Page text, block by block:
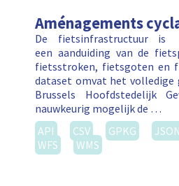
Aménagements
De fietsinfrastructuur is
een aanduiding van de
fietsstroken, fietsgoten en
dataset omvat het volledige
Brussels Hoofdstedelijk
nauwkeurig mogelijk de …
API
CSV GPKG JSON
WFS
WMS